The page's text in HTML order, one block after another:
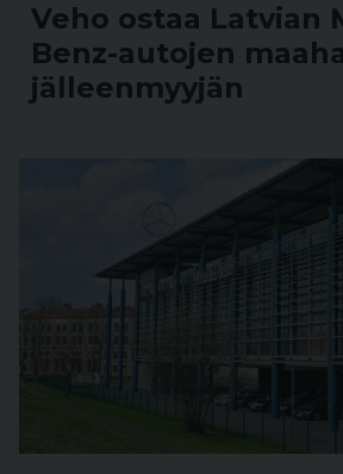
Veho ostaa Latvian
Benz-autojen
jälleenmyyjän